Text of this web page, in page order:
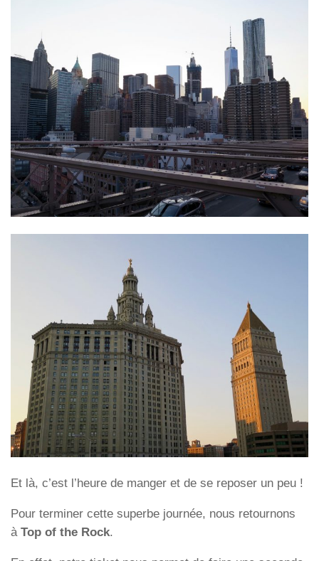
Et là, c’est l’heure de manger et de se reposer un peu !
Pour terminer cette superbe journée, nous retournons
à Top of the Rock.